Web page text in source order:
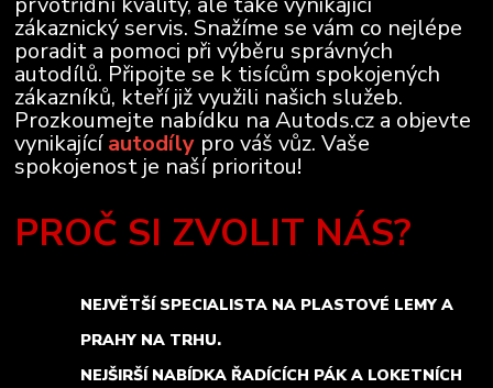
zákaznický servis. Snažíme se vám co nejlépe
poradit a pomoci při výběru správných
autodílů. Připojte se k tisícům spokojených
zákazníků, kteří již využili našich služeb.
Prozkoumejte nabídku na Autods.cz a objevte
vynikajícíautodíly pro váš vůz. Vaše
spokojenost je naší prioritou!
PROČ SI ZVOLIT NÁS?
NEJVĚTŠÍ SPECIALISTA NA PLASTOVÉ LEMY A
PRAHY NA TRHU.
NEJŠIRŠÍ NABÍDKA ŘADÍCÍCH PÁK A LOKETNÍCH